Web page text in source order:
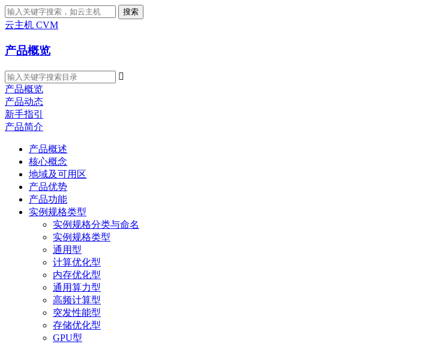
搜索
云主机 CVM
产品概览

产品概览
产品动态
新手指引
产品简介
产品概述
核心概念
地域及可用区
产品优势
产品功能
实例规格类型
实例规格分类与命名
实例规格类型
通用型
计算优化型
内存优化型
通用算力型
高频计算型
突发性能型
存储优化型
GPU型